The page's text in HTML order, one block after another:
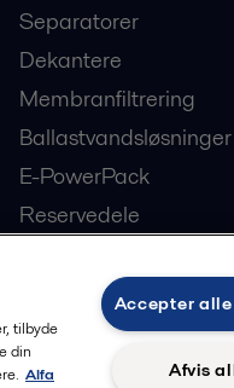
Separatorer
Dekantere
Membranfiltrering
Ballastvandsløsninger
E-PowerPack
Reservedele
Privacy policy
tilbyde
din
Alfa
Accepter
Afvis